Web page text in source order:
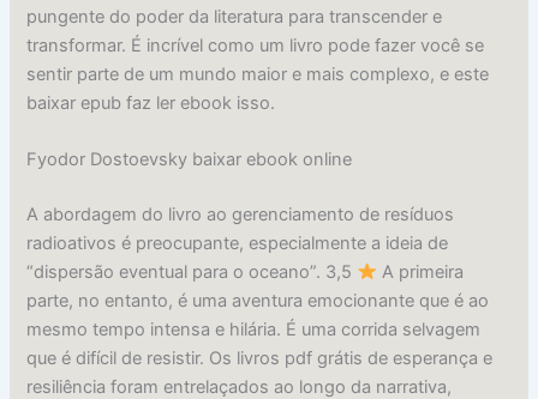
pungente do poder da literatura para transcender e
transformar. É incrível como um livro pode fazer você se
sentir parte de um mundo maior e mais complexo, e este
baixar epub faz ler ebook isso.
Fyodor Dostoevsky baixar ebook online
A abordagem do livro ao gerenciamento de resíduos
radioativos é preocupante, especialmente a ideia de
“dispersão eventual para o oceano”. 3,5
A primeira
parte, no entanto, é uma aventura emocionante que é ao
mesmo tempo intensa e hilária. É uma corrida selvagem
que é difícil de resistir. Os livros pdf grátis de esperança e
resiliência foram entrelaçados ao longo da narrativa,